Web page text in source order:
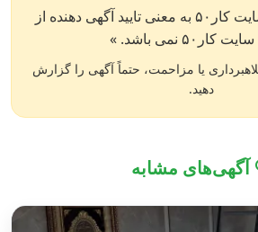
« انتشار آگهی در سایت کار۵۰ به معنی تایید آگهی دهنده از
نمی باشد. »
یا مزاحمت، حتماً آگهی را گزارش
دهید.
آگهی‌های مشابه